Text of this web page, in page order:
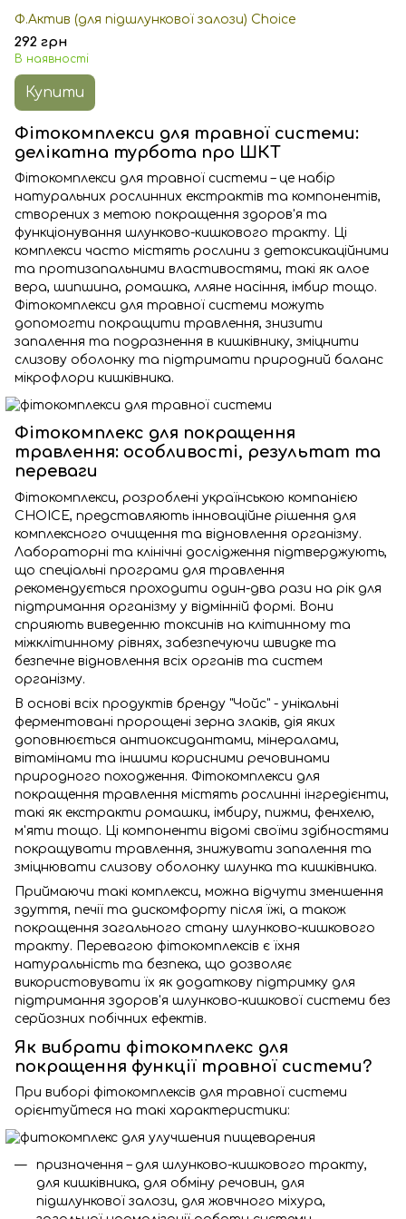
Ф.Актив (для підшлункової залози) Choice
292 грн
В наявності
Купити
Фітокомплекси для травної системи:
делікатна турбота про ШКТ
Фітокомплекси для травної системи – це набір
натуральних рослинних екстрактів та компонентів,
створених з метою покращення здоров'я та
функціонування шлунково-кишкового тракту. Ці
комплекси часто містять рослини з детоксикаційними
та протизапальними властивостями, такі як алое
вера, шипшина, ромашка, лляне насіння, імбир тощо.
Фітокомплекси для травної системи можуть
допомогти покращити травлення, знизити
запалення та подразнення в кишківнику, зміцнити
слизову оболонку та підтримати природний баланс
мікрофлори кишківника.
Фітокомплекс для покращення
травлення: особливості, результат та
переваги
Фітокомплекси, розроблені українською компанією
CHOICE, представляють інноваційне рішення для
комплексного очищення та відновлення організму.
Лабораторні та клінічні дослідження підтверджують,
що спеціальні програми для травлення
рекомендується проходити один-два рази на рік для
підтримання організму у відмінній формі. Вони
сприяють виведенню токсинів на клітинному та
міжклітинному рівнях, забезпечуючи швидке та
безпечне відновлення всіх органів та систем
організму.
В основі всіх продуктів бренду "Чойс" - унікальні
ферментовані пророщені зерна злаків, дія яких
доповнюється антиоксидантами, мінералами,
вітамінами та іншими корисними речовинами
природного походження. Фітокомплекси для
покращення травлення містять рослинні інгредієнти,
такі як екстракти ромашки, імбиру, пижми, фенхелю,
м'яти тощо. Ці компоненти відомі своїми здібностями
покращувати травлення, знижувати запалення та
зміцнювати слизову оболонку шлунка та кишківника.
Приймаючи такі комплекси, можна відчути зменшення
здуття, печії та дискомфорту після їжі, а також
покращення загального стану шлунково-кишкового
тракту. Перевагою фітокомплексів є їхня
натуральність та безпека, що дозволяє
використовувати їх як додаткову підтримку для
підтримання здоров'я шлунково-кишкової системи без
серйозних побічних ефектів.
Як вибрати фітокомплекс для
покращення функції травної системи?
При виборі фітокомплексів для травної системи
орієнтуйтеся на такі характеристики:
призначення – для шлунково-кишкового тракту,
для кишківника, для обміну речовин, для
підшлункової залози, для жовчного міхура,